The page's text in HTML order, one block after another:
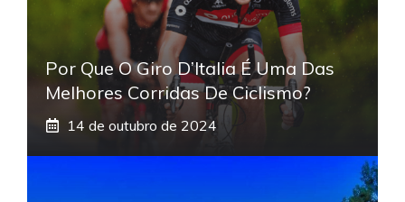
Por Que O Giro D’Italia É Uma Das
Melhores Corridas De Ciclismo?
14 de outubro de 2024